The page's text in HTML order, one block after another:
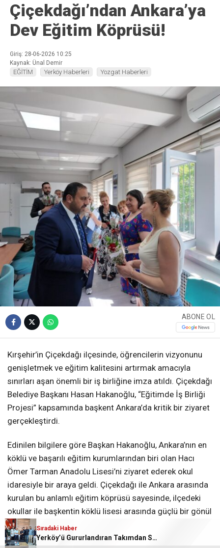
Sıradaki Haber
Yozgat’ta LGS’de Tarihi Başarı: İl Birincisi Sayısı 3’e Katlandı!
Sıradaki Haber
Çiçekdağı’ndan Ankara’ya Dev Eğitim Köprüsü!
Çiçekdağı’ndan Ankara’ya
Dev Eğitim Köprüsü!
Giriş: 28-06-2026 10:25
Kaynak: Ünal Demir
EĞİTİM Yerköy Haberleri Yozgat Haberleri
ABONE OL
Kırşehir’in Çiçekdağı ilçesinde, öğrencilerin vizyonunu
genişletmek ve eğitim kalitesini artırmak amacıyla
sınırları aşan önemli bir iş birliğine imza atıldı. Çiçekdağı
Belediye Başkanı Hasan Hakanoğlu, “Eğitimde İş Birliği
Projesi” kapsamında başkent Ankara’da kritik bir ziyaret
gerçekleştirdi.
Edinilen bilgilere göre Başkan Hakanoğlu, Ankara’nın en
köklü ve başarılı eğitim kurumlarından biri olan Hacı
Ömer Tarman Anadolu Lisesi’ni ziyaret ederek okul
idaresiyle bir araya geldi. Çiçekdağı ile Ankara arasında
kurulan bu anlamlı eğitim köprüsü sayesinde, ilçedeki
okullar ile başkentin köklü lisesi arasında güçlü bir gönül
ve tecrübe bağı oluşturulması hedefleniyor.
Sıradaki Haber
Yerköy’ü Gururlandıran Takımdan Sürpriz!